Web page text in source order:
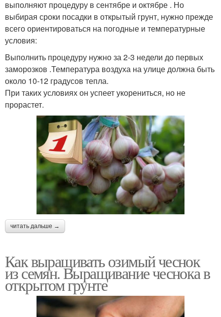
выполняют процедуру в сентябре и октябре . Но
выбирая сроки посадки в открытый грунт, нужно прежде
всего ориентироваться на погодные и температурные
условия:
Выполнить процедуру нужно за 2-3 недели до первых
заморозков .Температура воздуха на улице должна быть
около 10-12 градусов тепла.
При таких условиях он успеет укорениться, но не
прорастет.
читать дальше →
Как выращивать озимый чеснок
из семян. Выращивание чеснока в
открытом грунте